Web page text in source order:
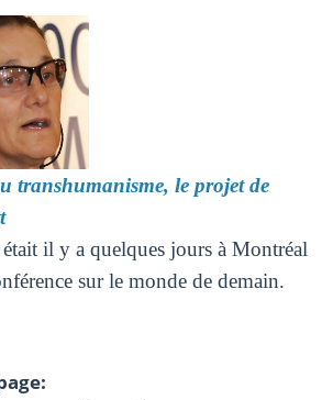
transhumanisme, le projet de
il y a quelques jours à Montréal
sur le monde de demain.